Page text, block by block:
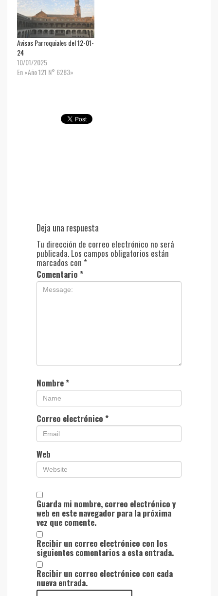
Avisos Parroquiales del 12-01-
24
10/01/2025
En «Año 121 N° 6283»
Deja una respuesta
Tu dirección de correo electrónico no será
publicada. Los campos obligatorios están
marcados con *
Comentario *
Nombre*
Correo electrónico *
Web
Guarda mi nombre, correo electrónico y
web en este navegador para la próxima
vez que comente.
Recibir un correo electrónico con los
siguientes comentarios a esta entrada.
Recibir un correo electrónico con cada
nueva entrada.